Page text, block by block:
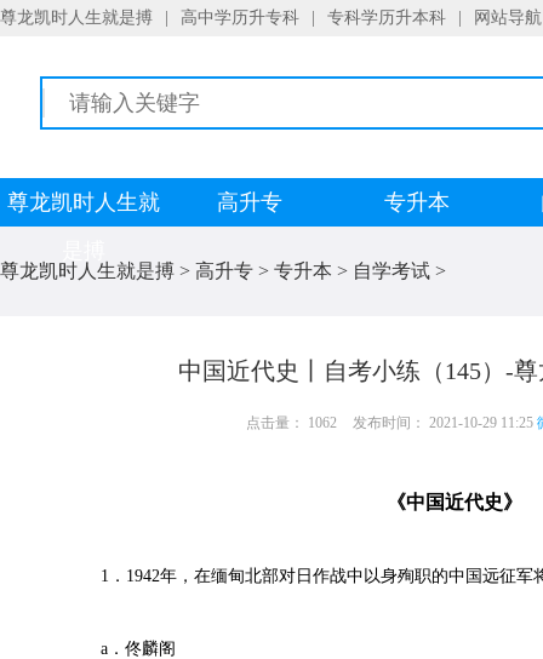
尊龙凯时人生就是搏 高中学历升专科 专科学历升本科 网站导航
尊龙凯时人生就
高升专 专升本
尊龙凯时人生就是搏 > 高升专 > 专升本 > 自学考试 >
中国近代史丨自考小练（145）-
点击量： 1062 发布时间： 2021-10-29 11:25
《中国近代史》
1．1942年，在缅甸北部对日作战中以身殉职的中国远征
a．佟麟阁